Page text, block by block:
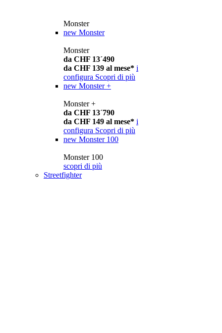
Monster
new Monster
Monster
da CHF 13´490
da CHF 139 al mese* i
configura Scopri di più
new Monster +
Monster +
da CHF 13´790
da CHF 149 al mese* i
configura Scopri di più
new Monster 100
Monster 100
scopri di più
Streetfighter